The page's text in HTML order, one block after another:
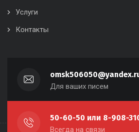
Услуги
Контакты
Для ваших писем
50-60-50 или 8-908-
Всегда на связи